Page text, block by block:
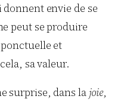
envie de se
peut se produire
et
sa valeur.
surprise, dans la joie,